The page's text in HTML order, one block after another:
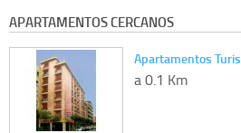
APARTAMENTOS CERCANOS
Apartamentos
a 0.1 Km